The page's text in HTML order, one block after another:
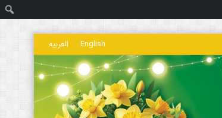
English العربیه